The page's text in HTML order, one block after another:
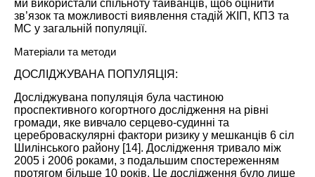
ми використали спільноту тайванців, щоб оцінити
зв’язок та можливості виявлення стадій ЖІП, КПЗ та
МС у загальній популяції.
Матеріали та методи
ДОСЛІДЖУВАНА ПОПУЛЯЦІЯ:
Досліджувана популяція була частиною
проспективного когортного дослідження на рівні
громади, яке вивчало серцево-судинні та
цереброваскулярні фактори ризику у мешканців 6 сіл
Шилінського району [14]. Дослідження тривало між
2005 і 2006 роками, з подальшим спостереженням
протягом більше 10 років. Це дослідження було лише